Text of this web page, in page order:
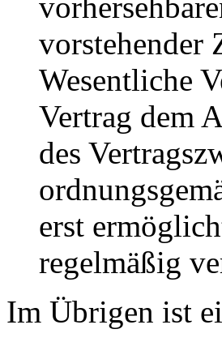
vorstehender
Wesentliche
Vertrag dem
des
erst
regelmäßig
Im Übrigen ist